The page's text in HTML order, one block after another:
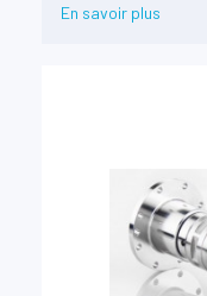
En savoir plus